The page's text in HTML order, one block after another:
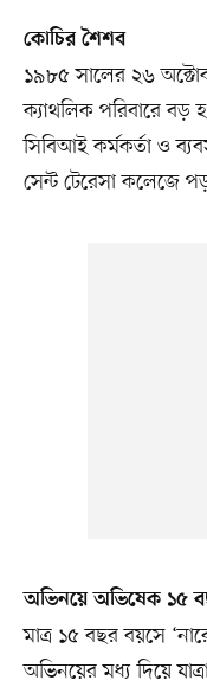
কোচির শৈশব
১৯৮৫ সালের ২৬
ক্যাথলিক পরিবারে বড়
সিবিআই কর্মকর্তা ও
সেন্ট টেরেসা কলেজে
অভিনয়ে অভিষেক ১৫
মাত্র ১৫ বছর বয়সে
অভিনয়ের মধ্য দিয়ে